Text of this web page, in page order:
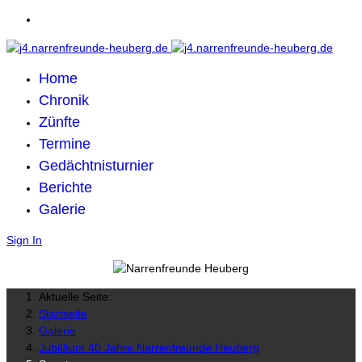
Home
Chronik
Zünfte
Termine
Gedächtnisturnier
Berichte
Galerie
Sign In
Aktuelle Seite:
Startseite
Galerie
Jubiläum 40 Jahre Narrenfreunde Heuberg